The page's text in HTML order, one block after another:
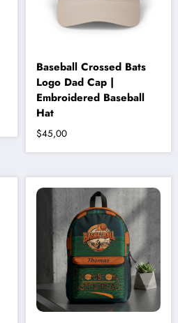
Baseball Crossed Bats
Logo Dad Cap |
Embroidered Baseball
Hat
$45,00